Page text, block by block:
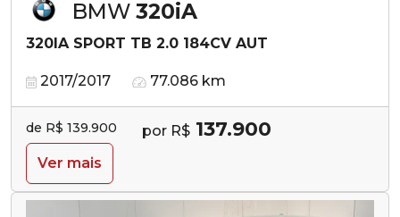
BMW 320iA
320IA SPORT TB 2.0 184CV AUT
2017/2017 77.086 km
de R$ 139.900 por R$ 137.900
Ver mais